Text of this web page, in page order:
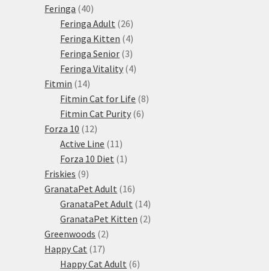
produkty
Feringa 4040
produktů
Feringa Adult 2626
produktů
Feringa Kitten 44
produkty
Feringa Senior 33
produkty
Feringa Vitality 44
Fitmin 1414
produktů
Fitmin Cat for Life 88
Fitmin Cat Purity 66
Forza 10 1212
produktů
Active Line 11 11
produktů
Forza 10 Diet 1 1
Friskies 99
produktů
GranataPet Adult 1616
produktů
GranataPet Adult 1414
produktů
GranataPet Kitten 22
Greenwoods 22
Happy Cat 1717
produktů
Happy Cat Adult 66